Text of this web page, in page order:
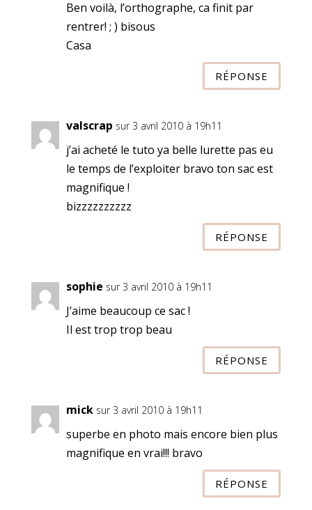
Ben voilà, l’orthographe, ca finit par
rentrer! ; ) bisous
Casa
RÉPONSE
valscrap sur 3 avril 2010 à 19h11
j’ai acheté le tuto ya belle lurette pas eu
le temps de l’exploiter bravo ton sac est
magnifique !
bizzzzzzzzzz
RÉPONSE
sophie sur 3 avril 2010 à 19h11
J’aime beaucoup ce sac !
Il est trop trop beau
RÉPONSE
mick sur 3 avril 2010 à 19h11
superbe en photo mais encore bien plus
magnifique en vrai!!! bravo
RÉPONSE